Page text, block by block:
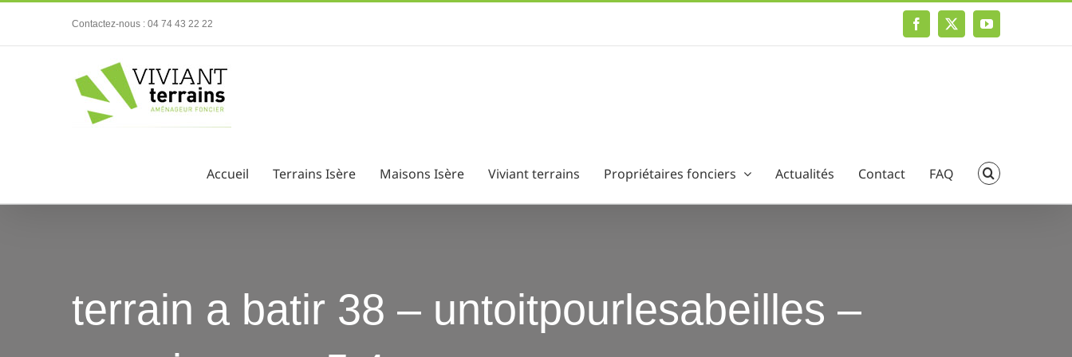
Contactez-nous : 04 74 43 22 22 Facebook
X YouTube
Accueil Terrains Isère Maisons Isère Viviant terrains Propriétaires fonciers Actualités Contact FAQ
terrain a batir 38 – untoitpourlesabeilles –